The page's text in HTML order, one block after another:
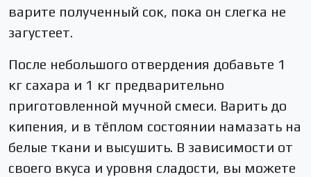
варите полученный сок, пока он слегка не
загустеет.
После небольшого отвердения добавьте 1
кг сахара и 1 кг предварительно
приготовленной мучной смеси. Варить до
кипения, и в тёплом состоянии намазать на
белые ткани и высушить. В зависимости от
своего вкуса и уровня сладости, вы можете